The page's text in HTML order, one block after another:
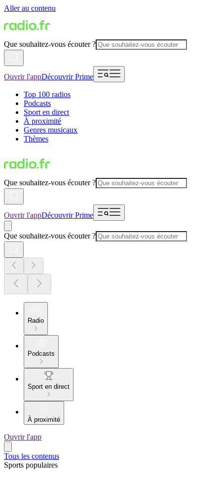
Aller au contenu
Que souhaitez-vous écouter ?
Ouvrir l'appDécouvrir Prime
Top 100 radios
Podcasts
Sport en direct
À proximité
Genres musicaux
Thèmes
Que souhaitez-vous écouter ?
Ouvrir l'appDécouvrir Prime
Que souhaitez-vous écouter ?
Radio
Podcasts
Sport en direct
À proximité
Ouvrir l'app
Tous les contenus
Sports populaires